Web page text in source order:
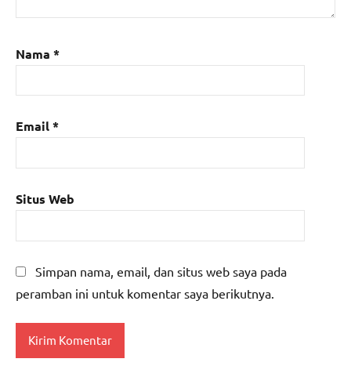
Nama *
Email*
Situs Web
Simpan nama, email, dan situs web saya pada
peramban ini untuk komentar saya berikutnya.